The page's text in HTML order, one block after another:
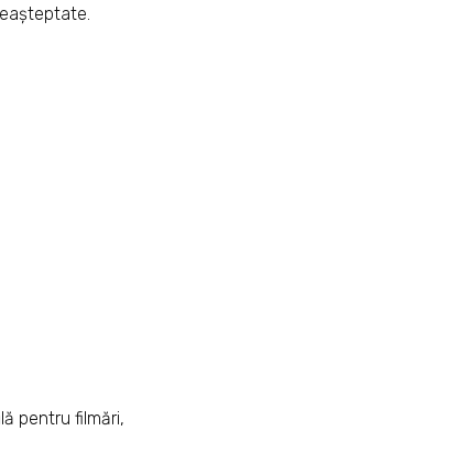
pentru filmări,